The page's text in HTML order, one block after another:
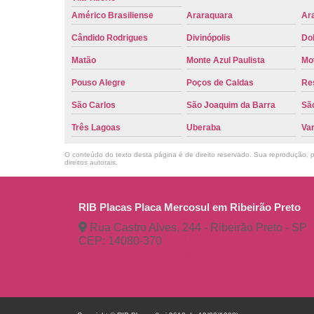
Américo Brasiliense
Araraquara
Cândido Rodrigues Divinópolis
Matão Monte Azul Paulista
Pouso Alegre Poços de Caldas
São Carlos São Joaquim da Barra
Três Lagoas Uberaba
O conteúdo do texto desta página é de direito reservado. Sua reprodução,
direitos autorais
RIB Placas Placa Mercosul em Ribeirão Preto
Rua Castro Alves, 244 - Ribeirão Preto - SP
CEP: 14080-370